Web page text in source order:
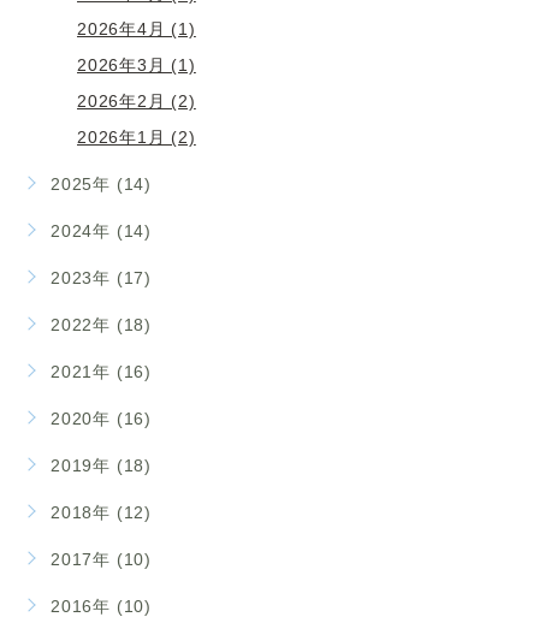
2026年4月 (1)
2026年3月 (1)
2026年2月 (2)
2026年1月 (2)
2025年 (14)
2024年 (14)
2023年 (17)
2022年 (18)
2021年 (16)
2020年 (16)
2019年 (18)
2018年 (12)
2017年 (10)
2016年 (10)